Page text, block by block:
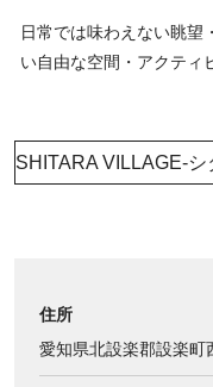
日常では味わえない眺望
い自由な空間・アクティ
SHITARA VILLAGE-
住所
愛知県北設楽郡設楽町